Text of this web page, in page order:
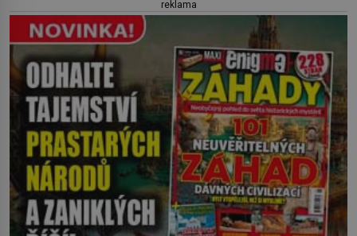
křesťanství, vůbec nic o nich nevíme…
Jediným svědkem existence […]
do ní vydá, ulpívá zvláštní substance
neznámého původu, stejná látka
pokrývá také silnice, auta či střechy
domů a lidé hlásí různé zdravotní potíže
včetně pozdější rakoviny. O 70 let
později pravda o původu této mlhy
vychází najevo. Víme ale […]
reklama